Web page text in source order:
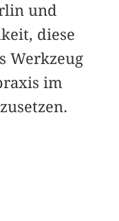
und
diese
Werkzeug
im